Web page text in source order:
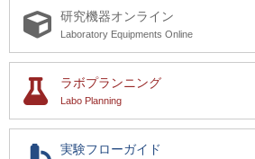
研究機器オンライン
Laboratory Equipments Online
ラボプランニング
Labo Planning
実験フローガイド